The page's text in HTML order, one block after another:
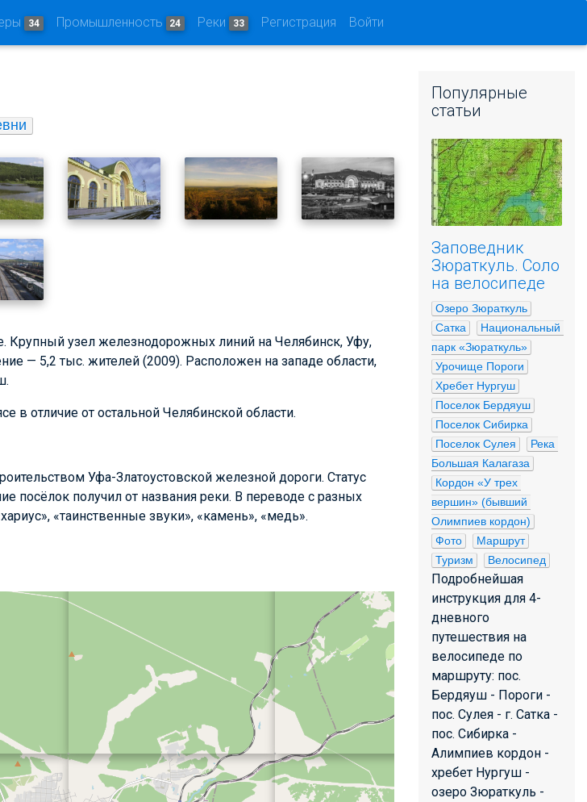
34 Промышленность 24 Реки 33 Регистрация Войти
Крупный узел железнодорожных линий на Челябинск, Уфу,
— 5,2 тыс. жителей (2009). Расположен на западе области,
в отличие от остальной Челябинской области.
Уфа-Златоустовской железной дороги. Статус
посёлок получил от названия реки. В переводе с разных
«таинственные звуки», «камень», «медь».
Популярные
статьи
Заповедник
Зюраткуль. Соло
на велосипеде
Озеро Зюраткуль
Сатка
Национальный
парк «Зюраткуль»
Урочище Пороги
Хребет Нургуш
Поселок Бердяуш
Поселок Сибирка
Поселок Сулея
Река
Большая Калагаза
Кордон «У трех
вершин» (бывший
Олимпиев кордон)
Фото
Маршрут
Туризм
Велосипед
Подробнейшая
инструкция для 4-
дневного
путешествия на
велосипеде по
маршруту: пос.
Бердяуш - Пороги -
пос. Сулея - г. Сатка -
пос. Сибирка -
Алимпиев кордон -
хребет Нургуш -
озеро Зюраткуль -